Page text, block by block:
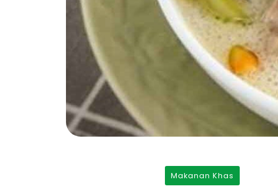
Makanan Khas